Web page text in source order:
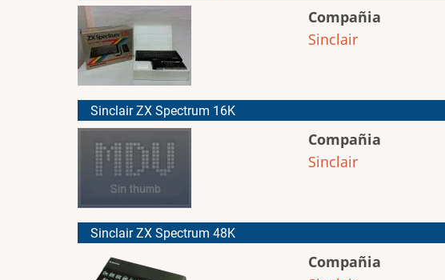
Compañia
Sinclair
Sinclair ZX Spectrum 16K
Compañia
Sinclair
Sinclair ZX Spectrum 48K
Compañia